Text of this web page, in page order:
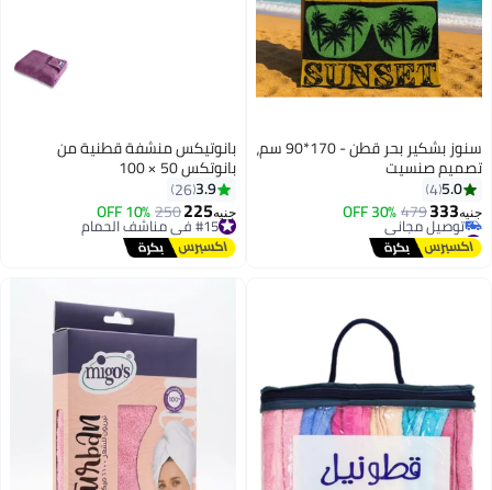
8
سنوز بشكير بحر قطن - 170*90 سم،
تصميم صنسيت
5.0
4
جنيه333
479
30% OFF
#5 في مناشف الشاطئ
أقل سعر في 7 يوم
توصيل مجاني
11
بانوتيكس منشفة قطنية من
بانوتكس 50 × 100
3.9
26
جنيه225
250
10% OFF #15 في مناشف الحمام
توصيل مجاني
#15 في مناشف الحمام